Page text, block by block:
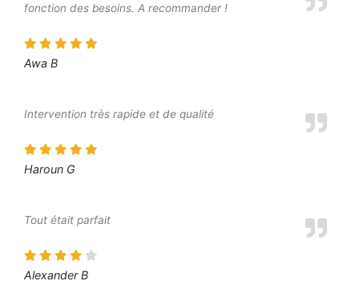
fonction des besoins. A recommander !
Awa B
Intervention très rapide et de qualité
Haroun G
Tout était parfait
Alexander B